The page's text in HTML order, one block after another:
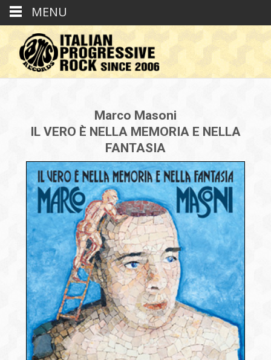
Marco Masoni
IL VERO È NELLA MEMORIA E NELLA
FANTASIA
MENU